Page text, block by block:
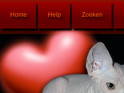
Home Help Zoeken